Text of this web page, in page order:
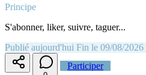
Principe
S'abonner, liker, suivre, taguer...
Publié aujourd'hui Fin le 09/08/2026
Participer